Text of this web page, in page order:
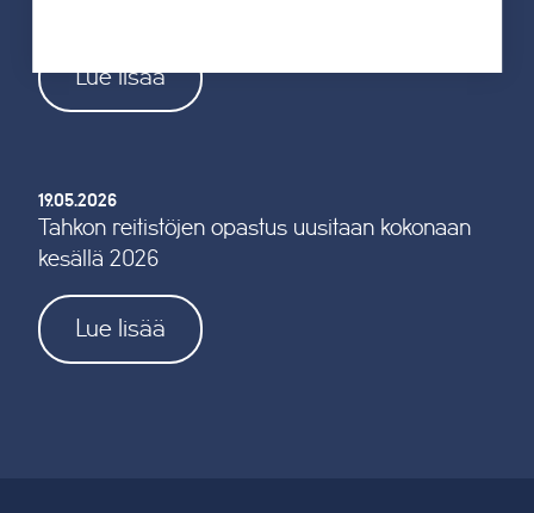
Lue lisää
19.05.2026
Tahkon reitistöjen opastus uusitaan kokonaan
kesällä 2026
Lue lisää